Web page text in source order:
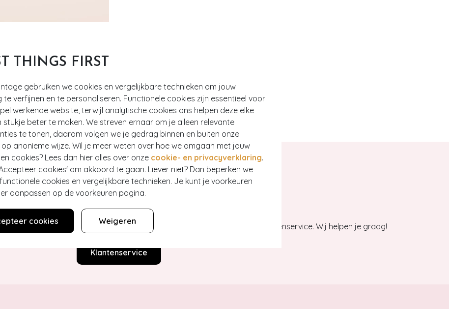
THINGS FIRST
gebruiken we cookies en vergelijkbare technieken om jouw
te verfijnen en te personaliseren. Functionele cookies zijn essentieel voor
werkende website, terwijl analytische cookies ons helpen deze elke
stukje beter te maken. We streven ernaar om je alleen relevante
te tonen, daarom volgen we je gedrag binnen en buiten onze
anonieme wijze. Wil je meer weten over hoe we omgaan met jouw
cookies? Lees dan hier alles over onze cookie- en privacyverklaring.
cookies' om akkoord te gaan. Liever niet? Dan beperken we
cookies en vergelijkbare technieken. Je kunt je voorkeuren
aanpassen op de voorkeuren pagina.
cookies Weigeren
> Erstwilder
Hey gorgeous
Lees onze veelgestelde vragen of neem contact op met onze klantenservice. Wij helpen je graag!
Klantenservice